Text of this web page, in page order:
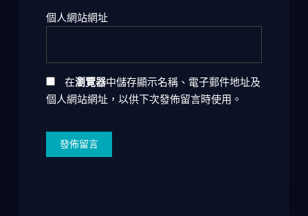
個人網站網址
在瀏覽器中儲存顯示名稱、電子郵件地址及
個人網站網址，以供下次發佈留言時使用。